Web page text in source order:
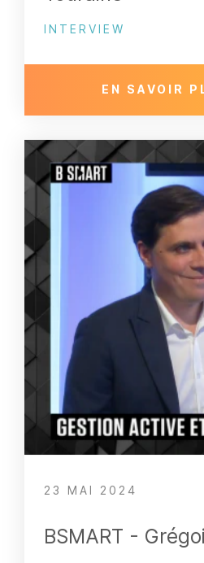
INTERVIEW
EN SAVOIR
BSMART -
23 MAI 2024